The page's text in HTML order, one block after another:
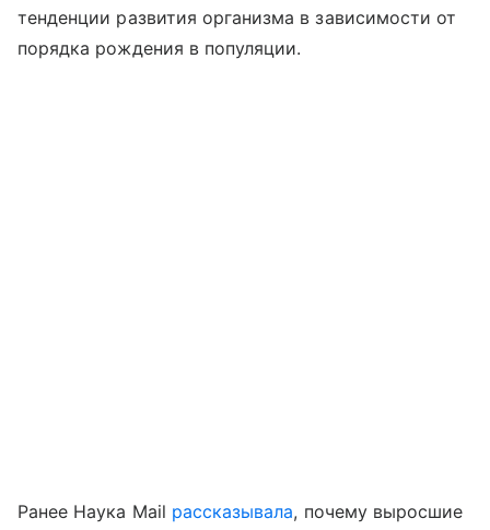
тенденции развития организма в зависимости от
порядка рождения в популяции.
Ранее Наука Mail рассказывала, почему выросшие